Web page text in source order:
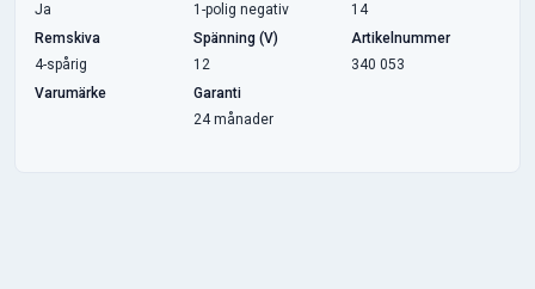
Ja
1-polig negativ
14
Remskiva
4-spårig
Spänning (V)
12
Artikelnummer
340 053
Varumärke
Garanti
24 månader